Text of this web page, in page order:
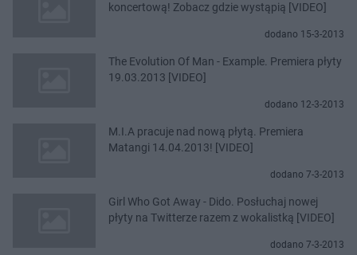
koncertową! Zobacz gdzie wystąpią [VIDEO]
dodano 15-3-2013
The Evolution Of Man - Example. Premiera płyty
19.03.2013 [VIDEO]
dodano 12-3-2013
M.I.A pracuje nad nową płytą. Premiera
Matangi 14.04.2013! [VIDEO]
dodano 7-3-2013
Girl Who Got Away - Dido. Posłuchaj nowej
płyty na Twitterze razem z wokalistką [VIDEO]
dodano 7-3-2013